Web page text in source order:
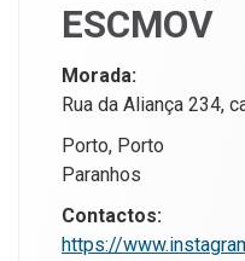
ESCMOV
Morada:
Rua da Aliança 234,
Porto, Porto
Paranhos
Contactos:
https://